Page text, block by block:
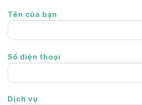
Tên của bạn
Số điện thoại
Dịch vụ